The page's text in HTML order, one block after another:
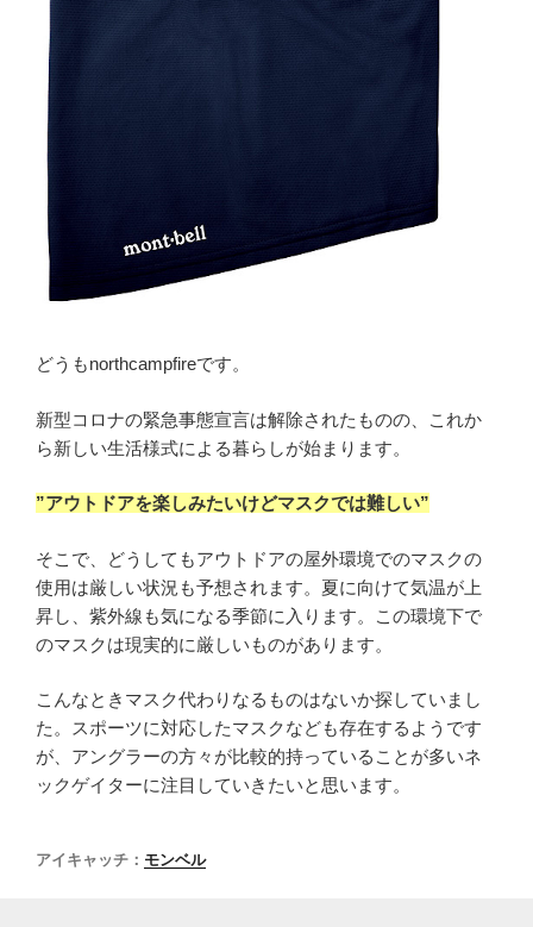
どうもnorthcampfireです。
新型コロナの緊急事態宣言は解除されたものの、これか
ら新しい生活様式による暮らしが始まります。
”アウトドアを楽しみたいけどマスクでは難しい”
そこで、どうしてもアウトドアの屋外環境でのマスクの
使用は厳しい状況も予想されます。夏に向けて気温が上
昇し、紫外線も気になる季節に入ります。この環境下で
のマスクは現実的に厳しいものがあります。
こんなときマスク代わりなるものはないか探していまし
た。スポーツに対応したマスクなども存在するようです
が、アングラーの方々が比較的持っていることが多いネ
ックゲイターに注目していきたいと思います。
アイキャッチ： モンベル